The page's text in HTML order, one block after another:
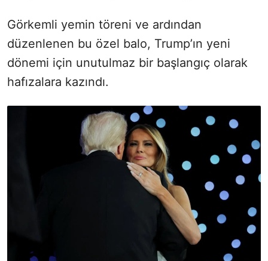
Görkemli yemin töreni ve ardından
düzenlenen bu özel balo, Trump’ın yeni
dönemi için unutulmaz bir başlangıç olarak
hafızalara kazındı.